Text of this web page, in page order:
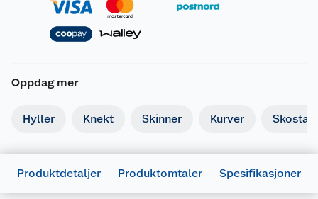
Oppdag mer
Hyller Knekt Skinner Kurver
Produktdetaljer Produktomtaler Spesifikasjoner